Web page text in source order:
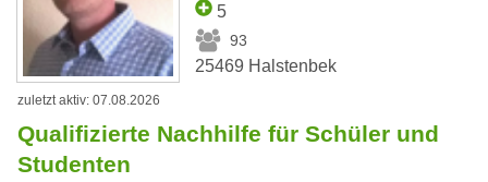
5
93
25469 Halstenbek
zuletzt aktiv: 07.08.2026
Qualifizierte Nachhilfe für Schüler und
Studenten